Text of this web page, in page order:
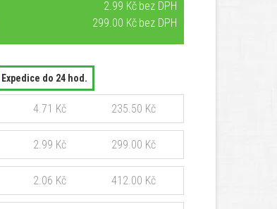
2.99 Kč
299.00 Kč
Expedice do 24 hod.
4.71 Kč 235.50 Kč
2.99 Kč 299.00 Kč
2.06 Kč 412.00 Kč